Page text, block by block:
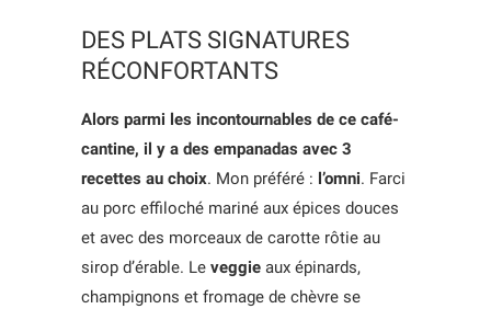
DES PLATS SIGNATURES
RÉCONFORTANTS
Alors parmi les incontournables de ce café-
cantine, il y a des empanadas avec 3
recettes au choix. Mon préféré : l’omni. Farci
au porc effiloché mariné aux épices douces
et avec des morceaux de carotte rôtie au
sirop d’érable.⁣⁣ Le veggie aux épinards,
champignons et fromage de chèvre se